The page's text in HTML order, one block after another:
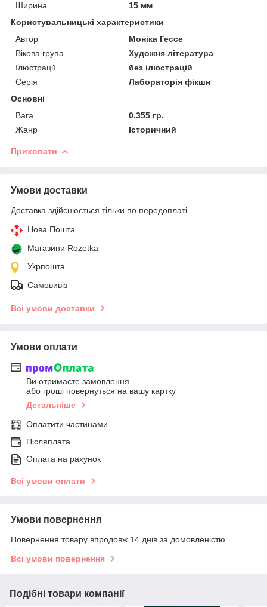
Ширина
15 мм
Користувальницькі характеристики
Автор
Моніка Гессе
Вікова група
Художня література
Ілюстрації
без ілюстрацій
Серія
Лабораторія фікшн
Основні
Вага
0.355 гр.
Жанр
Історичний
Приховати
Умови доставки
Доставка здійснюється тільки по передоплаті.
Нова Пошта
Магазини Rozetka
Укрпошта
Самовивіз
Всі умови доставки
Умови оплати
Ви отримаєте замовлення
або гроші повернуться на вашу картку
Детальніше
Оплатити частинами
Післяплата
Оплата на рахунок
Всі умови оплати
Умови повернення
Повернення товару впродовж 14 днів за домовленістю
Всі умови повернення
Подібні товари компанії